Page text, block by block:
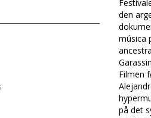
den
música
Filmen
på det